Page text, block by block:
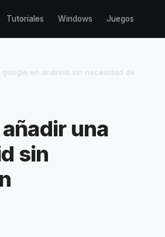
Tutoriales Windows Juegos
en android sin necesidad de
una
sin